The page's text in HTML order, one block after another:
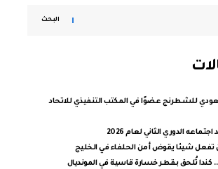
البحث
للشطرنج عضوًا في المكتب التنفيذي للاتحاد
الدوري الثاني لعام 2026
تفعل شيئا يقوض أمن الحلفاء في الخليج
تُلحق بقطر خسارة قاسية في المونديال